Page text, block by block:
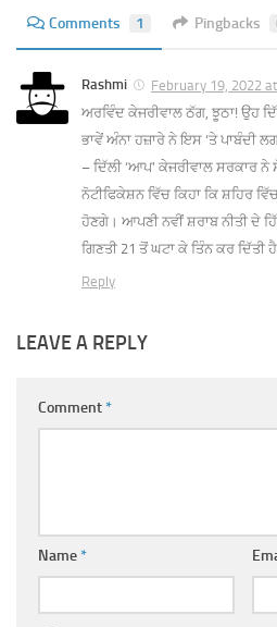
Comments 1 Pingbacks
Rashmi
February 19, 2022
ਅਰਵਿੰਦ ਕੇਜਰੀਵਾਲ ਠੱਗ, ਝੂਠਾ! ਉਹ
ਭਾਵੇਂ ਅੰਨਾ ਹਜ਼ਾਰੇ ਨੇ ਇਸ ‘ਤੇ ਪਾਬੰਦੀ
– ਦਿੱਲੀ ‘ਆਪ’ ਕੇਜਰੀਵਾਲ ਸਰਕਾਰ
ਨੋਟੀਫਿਕੇਸ਼ਨ ਵਿੱਚ ਕਿਹਾ ਕਿ ਸ਼ਹਿਰ
ਹੋਣਗੇ। ਆਪਣੀ ਨਵੀਂ ਸ਼ਰਾਬ ਨੀਤੀ ਦੇ
ਗਿਣਤੀ 21 ਤੋਂ ਘਟਾ ਕੇ ਤਿੰਨ ਕਰ ਦਿੱਤੀ
Reply
LEAVE A REPLY
Comment*
Name*